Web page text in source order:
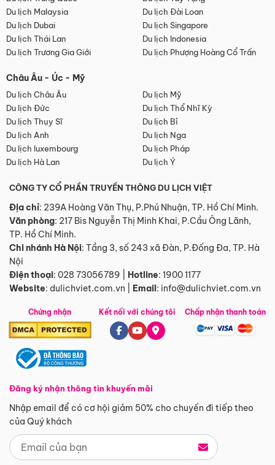
Du lịch Malaysia
Du lịch Đài Loan
Du lịch Dubai
Du lịch Singapore
Du lịch Thái Lan
Du lịch Indonesia
Du lịch Trương Gia Giới
Du lịch Phượng Hoàng Cổ Trấn
Châu Âu - Úc - Mỹ
Du lịch Châu Âu
Du lịch Mỹ
Du lịch Đức
Du lịch Thổ Nhĩ Kỳ
Du lịch Thụy Sĩ
Du lịch Bỉ
Du lịch Anh
Du lịch Nga
Du lịch luxembourg
Du lịch Pháp
Du lịch Hà Lan
Du lịch Ý
CÔNG TY CỔ PHẦN TRUYỀN THÔNG DU LỊCH VIỆT
Địa chỉ: 239A Hoàng Văn Thụ, P.Phú Nhuận, TP. Hồ Chí Minh.
Văn phòng: 217 Bis Nguyễn Thị Minh Khai, P.Cầu Ông Lãnh,
TP. Hồ Chí Minh.
Chi nhánh Hà Nội: Tầng 3, số 243 xã Đàn, P.Đống Đa, TP. Hà
Nội
Điện thoại: 028 73056789 Hotline: 1900 1177
Website: dulichviet.com.vn Email: info@dulichviet.com.vn
Chứng nhận
Đăng ký nhận thông tin khuyến mãi
Nhập email để có cơ hội giảm 50% cho chuyến đi tiếp theo
của Quý khách
Kết nối với chúng tôi Chấp nhận thanh toán